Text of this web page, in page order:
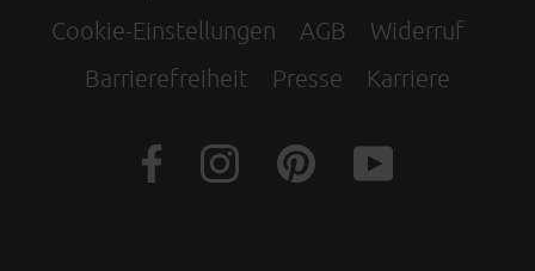
Cookie-Einstellungen
AGB
Widerruf
Barrierefreiheit
Presse Karriere